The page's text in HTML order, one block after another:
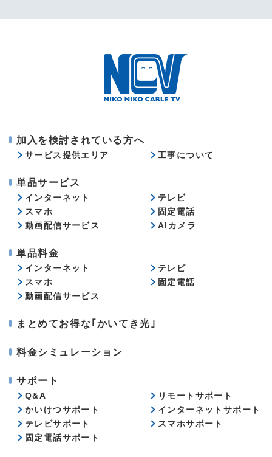
加入を検討されている方へ
サービス提供エリア 工事について
単品サービス
インターネット
テレビ
スマホ
固定電話
動画配信サービス
AIカメラ
単品料金
インターネット
テレビ
スマホ
固定電話
動画配信サービス
まとめてお得な｢かいてき光｣
料金シミュレーション
サポート
Q&A
リモートサポート
かいけつサポート
インターネットサポート
テレビサポート
スマホサポート
固定電話サポート